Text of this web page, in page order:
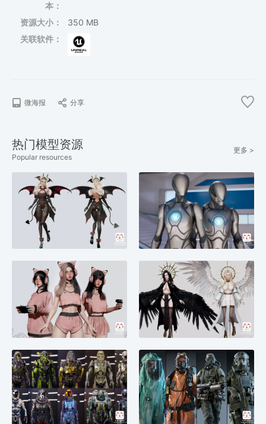
本：
资源大小：
350 MB
关联软件：
微海报 分享
热门模型资源
Popular resources
更多 >